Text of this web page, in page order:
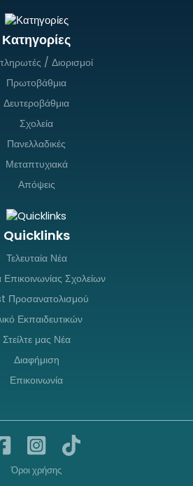
Κατηγορίες
/ Διορισμοί
Πρωτοβάθμια
Δευτεροβάθμια
Σχολεία
Πανελλαδικές
Μεταπτυχιακά
Απόψεις
Quicklinks
Τελευταία Νέα
Επικοινωνίας Σχολείων
Προσανατολισμού
Εκπαιδευτικών
Στείλτε μας Νέα
Διαφήμιση
Επικοινωνία
Όροι χρήσης